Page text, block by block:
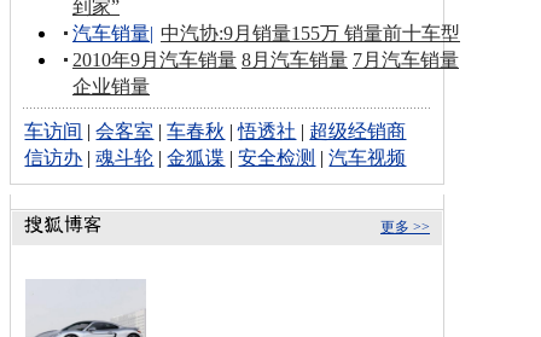
到家”
汽车销量| 中汽协:9月销量155万 销量前十车型
2010年9月汽车销量 8月汽车销量 7月汽车销量
企业销量
车访间 |会客室 |车春秋 |悟透社 | 超级经销商
信访办 |魂斗轮 |金狐谍 |安全检测 |汽车视频
更多 >>